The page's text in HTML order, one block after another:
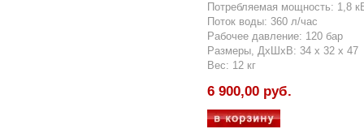
Потребляемая мощность: 1,8
Поток воды: 360 л/час
Рабочее давление: 120 бар
Размеры, ДхШхВ: 34 x 32 x 47
Вес: 12 кг
6 900,00 руб.